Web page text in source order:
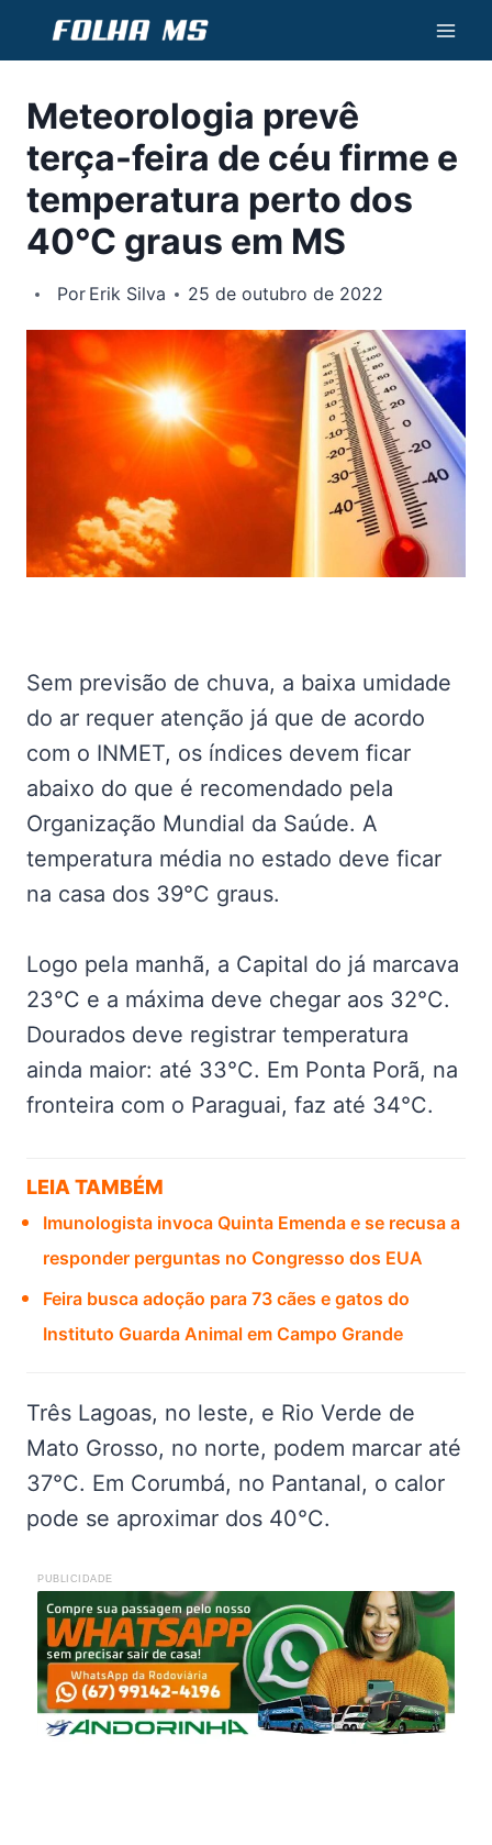
Conteúdo
Meteorologia prevê
terça-feira de céu firme e
temperatura perto dos
40°C graus em MS
Por Erik Silva 25 de outubro de 2022
Sem previsão de chuva, a baixa umidade
do ar requer atenção já que de acordo
com o INMET, os índices devem ficar
abaixo do que é recomendado pela
Organização Mundial da Saúde. A
temperatura média no estado deve ficar
na casa dos 39°C graus.
Logo pela manhã, a Capital do já marcava
23°C e a máxima deve chegar aos 32°C.
Dourados deve registrar temperatura
ainda maior: até 33°C. Em Ponta Porã, na
fronteira com o Paraguai, faz até 34°C.
LEIA TAMBÉM
Imunologista invoca Quinta Emenda e se recusa a
responder perguntas no Congresso dos EUA
Feira busca adoção para 73 cães e gatos do
Instituto Guarda Animal em Campo Grande
Três Lagoas, no leste, e Rio Verde de
Mato Grosso, no norte, podem marcar até
37°C. Em Corumbá, no Pantanal, o calor
pode se aproximar dos 40°C.
PUBLICIDADE